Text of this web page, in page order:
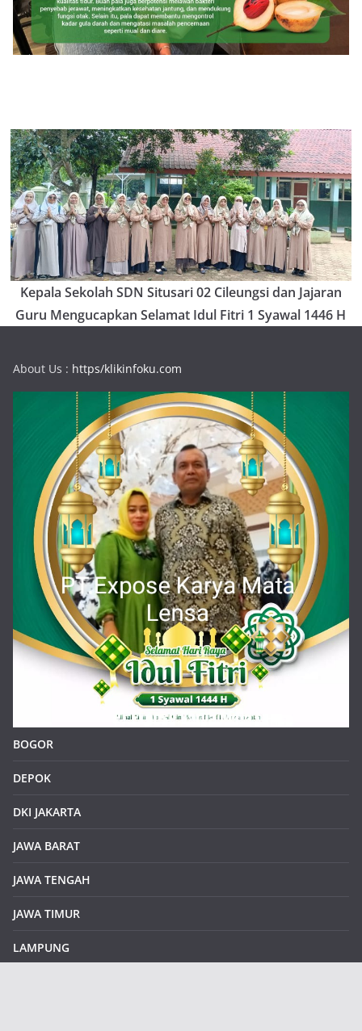
Kepala Sekolah SDN Situsari 02 Cileungsi dan Jajaran
Guru Mengucapkan Selamat Idul Fitri 1 Syawal 1446 H
About Us : https/klikinfoku.com
BOGOR
DEPOK
DKI JAKARTA
JAWA BARAT
JAWA TENGAH
JAWA TIMUR
LAMPUNG